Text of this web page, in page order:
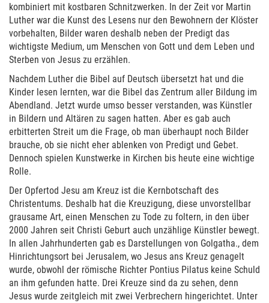
kombiniert mit kostbaren Schnitzwerken. In der Zeit vor Martin
Luther war die Kunst des Lesens nur den Bewohnern der Klöster
vorbehalten, Bilder waren deshalb neben der Predigt das
wichtigste Medium, um Menschen von Gott und dem Leben und
Sterben von Jesus zu erzählen.
Nachdem Luther die Bibel auf Deutsch übersetzt hat und die
Kinder lesen lernten, war die Bibel das Zentrum aller Bildung im
Abendland. Jetzt wurde umso besser verstanden, was Künstler
in Bildern und Altären zu sagen hatten. Aber es gab auch
erbitterten Streit um die Frage, ob man überhaupt noch Bilder
brauche, ob sie nicht eher ablenken von Predigt und Gebet.
Dennoch spielen Kunstwerke in Kirchen bis heute eine wichtige
Rolle.
Der Opfertod Jesu am Kreuz ist die Kernbotschaft des
Christentums. Deshalb hat die Kreuzigung, diese unvorstellbar
grausame Art, einen Menschen zu Tode zu foltern, in den über
2000 Jahren seit Christi Geburt auch unzählige Künstler bewegt.
In allen Jahrhunderten gab es Darstellungen von Golgatha., dem
Hinrichtungsort bei Jerusalem, wo Jesus ans Kreuz genagelt
wurde, obwohl der römische Richter Pontius Pilatus keine Schuld
an ihm gefunden hatte. Drei Kreuze sind da zu sehen, denn
Jesus wurde zeitgleich mit zwei Verbrechern hingerichtet. Unter